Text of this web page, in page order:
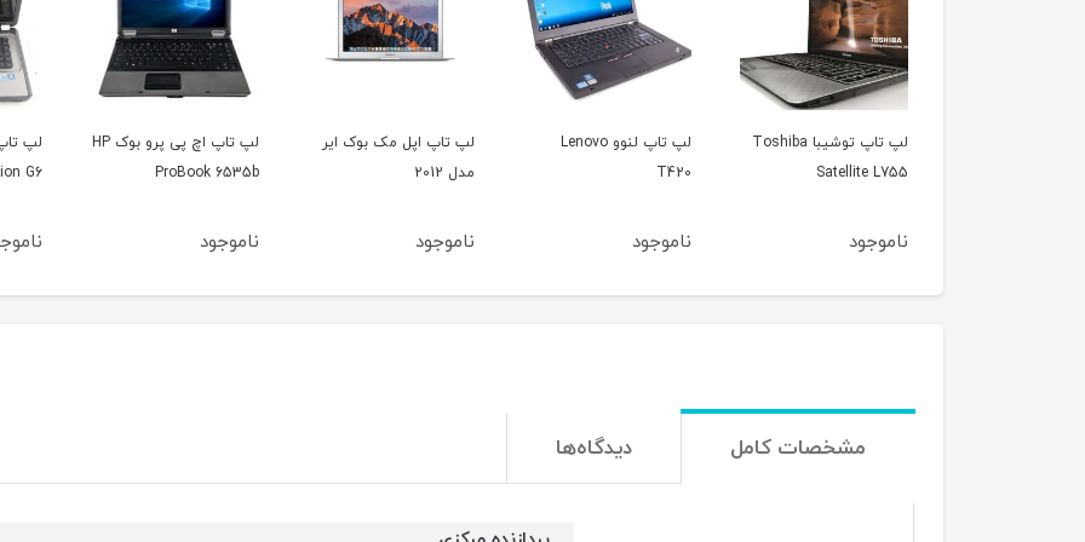
لپ تاپ لنوو Lenovo
T420
ناموجود
لپ تاپ اپل مک بوک ایر
مدل 2012
ناموجود
ProBook 6535b
ناموجود
لپ تاپ اچ پی پاویلیون
HP Pavilion G6
ناموجود
مشخصات کامل دیدگاه‌ها